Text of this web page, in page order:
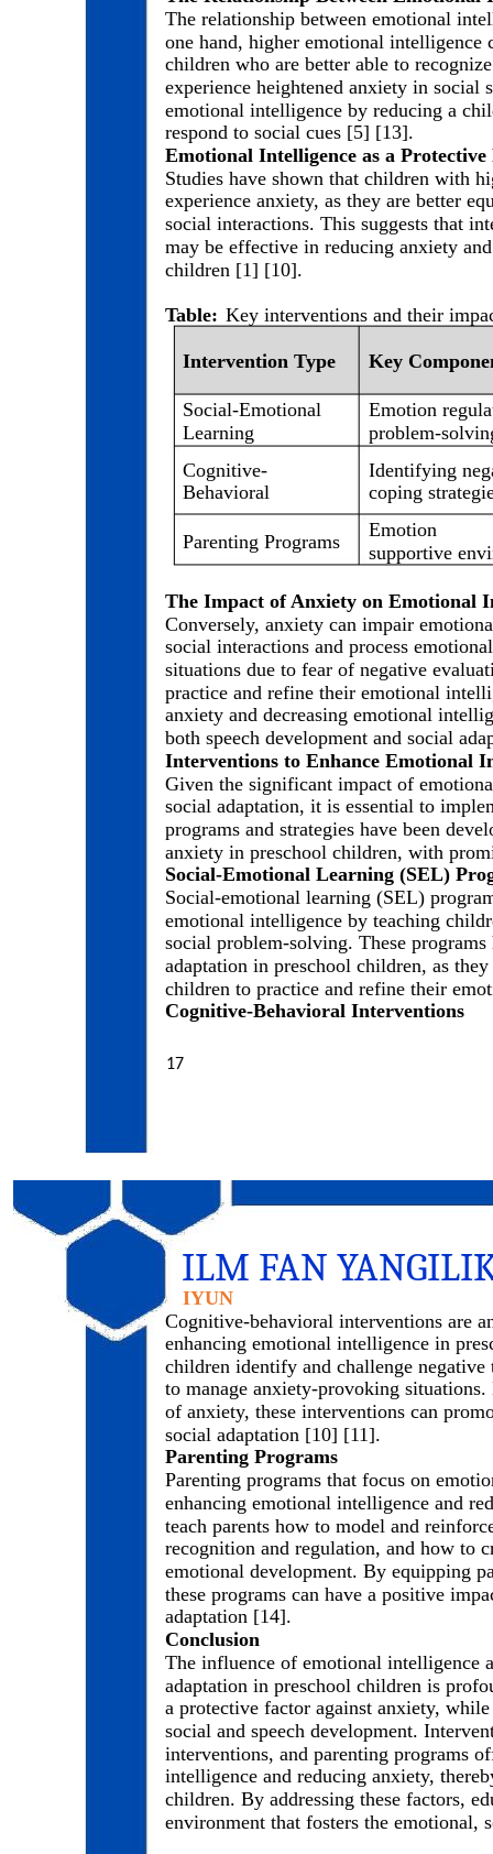
17
The relationship between emotional
one hand, higher emotional intelligence
children who are better able to
experience heightened anxiety in social
emotional intelligence by reducing a
respond to social cues [5] [13].
Emotional Intelligence as a Protective
Studies have shown that children with
experience anxiety, as they are better
social interactions. This suggests that
may be effective in reducing anxiety
children [1] [10].
Table: Key interventions and their
Intervention Type Key
Social-Emotional
Learning
Emotion
problem-
Cognitive-
Behavioral
Identifying
coping
Parenting Programs
Emotion
supportive
The Impact of Anxiety on Emotional
Conversely, anxiety can impair
social interactions and process
situations due to fear of negative
practice and refine their emotional
anxiety and decreasing emotional
both speech development and social
Interventions to Enhance Emotional
Given the significant impact of
social adaptation, it is essential to
programs and strategies have been
anxiety in preschool children, with
Social-Emotional Learning (SEL)
Social-emotional learning (SEL)
emotional intelligence by teaching
social problem-solving. These
adaptation in preschool children, as
children to practice and refine their
Cognitive-Behavioral Interventions
ILM FAN
IYUN
Cognitive-behavioral interventions are
enhancing emotional intelligence in
children identify and challenge negative
to manage anxiety-provoking
of anxiety, these interventions can
social adaptation [10] [11].
Parenting Programs
Parenting programs that focus on
enhancing emotional intelligence and
teach parents how to model and
recognition and regulation, and how to
emotional development. By equipping
these programs can have a positive
adaptation [14].
Conclusion
The influence of emotional intelligence
adaptation in preschool children is
a protective factor against anxiety,
social and speech development.
interventions, and parenting programs
intelligence and reducing anxiety,
children. By addressing these factors,
environment that fosters the emotional,